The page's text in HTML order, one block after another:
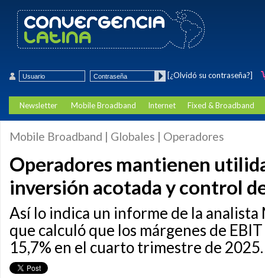
[¿Olvidó su contraseña?]
Newsletter Mobile Broadband Internet Fixed & Broadband
Mobile Broadband | Globales | Operadores
Operadores mantienen
inversión acotada y control
Así lo indica un informe de la
que calculó que los márgenes de
15,7% en el cuarto trimestre de 2025.